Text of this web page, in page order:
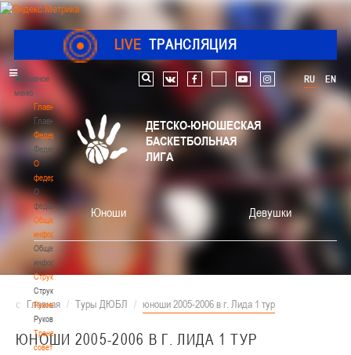
LIVE ТРАНСЛЯЦИЯ
Главное
меню
Главная
Главная
Федерация
Федерация
О
федерации
О
федерации
Общая
информация
Общая
информация
Структура
Структура
Руководство
Руководство
Тренерский
совет
RU EN
Поиск по сайту
vk facebook youtube instagram
ДЕТСКО-ЮНОШЕСКАЯ
БАСКЕТБОЛЬНАЯ
ЛИГА
Юноши Девушки
Главная / Туры ДЮБЛ / юноши 2005-2006 в г. Лида 1 тур
ЮНОШИ 2005-2006 В Г. ЛИДА 1 ТУР